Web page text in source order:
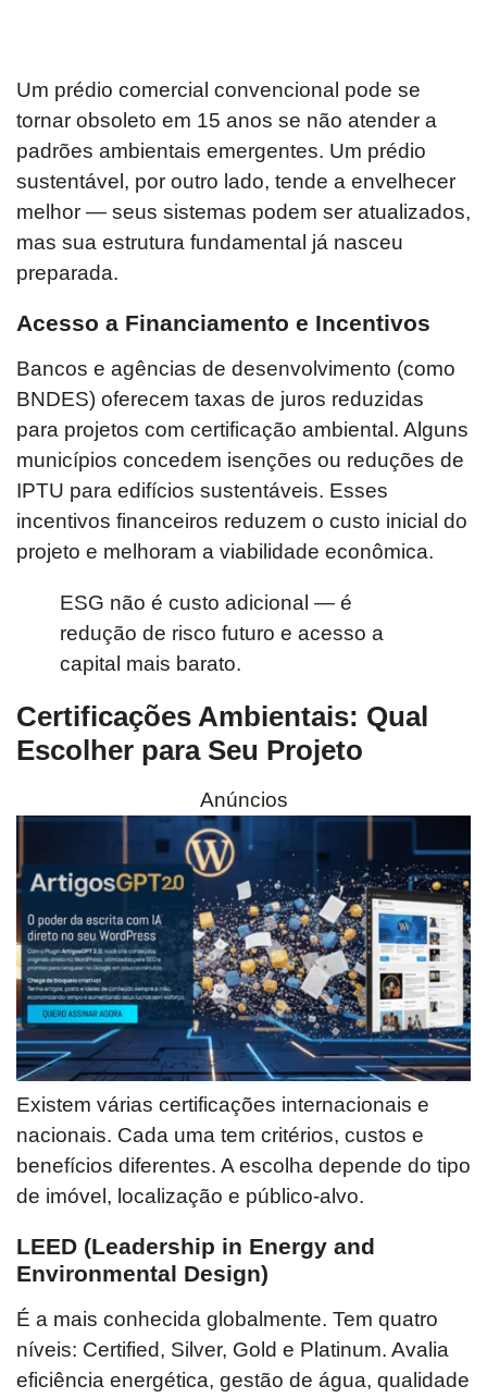
Um prédio comercial convencional pode se
tornar obsoleto em 15 anos se não atender a
padrões ambientais emergentes. Um prédio
sustentável, por outro lado, tende a envelhecer
melhor — seus sistemas podem ser atualizados,
mas sua estrutura fundamental já nasceu
preparada.
Acesso a Financiamento e Incentivos
Bancos e agências de desenvolvimento (como
BNDES) oferecem taxas de juros reduzidas
para projetos com certificação ambiental. Alguns
municípios concedem isenções ou reduções de
IPTU para edifícios sustentáveis. Esses
incentivos financeiros reduzem o custo inicial do
projeto e melhoram a viabilidade econômica.
ESG não é custo adicional — é
redução de risco futuro e acesso a
capital mais barato.
Certificações Ambientais: Qual
Escolher para Seu Projeto
Anúncios
Existem várias certificações internacionais e
nacionais. Cada uma tem critérios, custos e
benefícios diferentes. A escolha depende do tipo
de imóvel, localização e público-alvo.
LEED (Leadership in Energy and
Environmental Design)
É a mais conhecida globalmente. Tem quatro
níveis: Certified, Silver, Gold e Platinum. Avalia
eficiência energética, gestão de água, qualidade